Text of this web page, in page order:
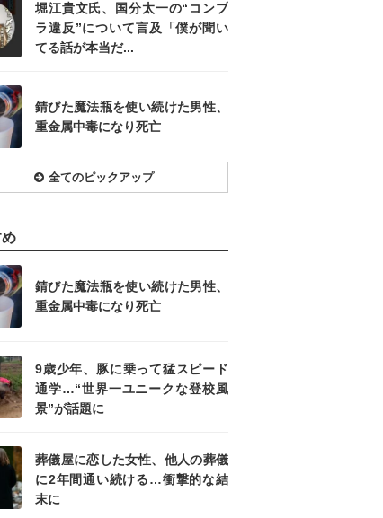
堀江貴文氏、国分太一の“コンプ
ラ違反”について言及「僕が聞い
てる話が本当だ...
錆びた魔法瓶を使い続けた男性、
重金属中毒になり死亡
全てのピックアップ
錆びた魔法瓶を使い続けた男性、
重金属中毒になり死亡
9歳少年、豚に乗って猛スピード
通学…“世界一ユニークな登校風
景”が話題に
葬儀屋に恋した女性、他人の葬儀
に2年間通い続ける…衝撃的な結
末に